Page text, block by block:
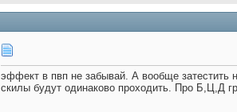
эффект в пвп не забывай. А вообще затестить
скилы будут одинаково проходить. Про Б,Ц,Д